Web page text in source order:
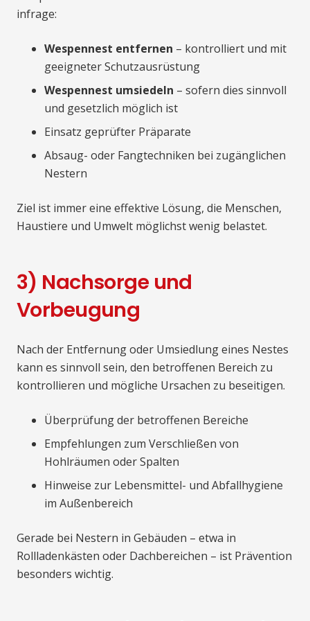
infrage:
Wespennest entfernen – kontrolliert und mit
geeigneter Schutzausrüstung
Wespennest umsiedeln – sofern dies sinnvoll
und gesetzlich möglich ist
Einsatz geprüfter Präparate
Absaug- oder Fangtechniken bei zugänglichen
Nestern
Ziel ist immer eine effektive Lösung, die Menschen,
Haustiere und Umwelt möglichst wenig belastet.
3) Nachsorge und
Vorbeugung
Nach der Entfernung oder Umsiedlung eines Nestes
kann es sinnvoll sein, den betroffenen Bereich zu
kontrollieren und mögliche Ursachen zu beseitigen.
Überprüfung der betroffenen Bereiche
Empfehlungen zum Verschließen von
Hohlräumen oder Spalten
Hinweise zur Lebensmittel- und Abfallhygiene
im Außenbereich
Gerade bei Nestern in Gebäuden – etwa in
Rollladenkästen oder Dachbereichen – ist Prävention
besonders wichtig.